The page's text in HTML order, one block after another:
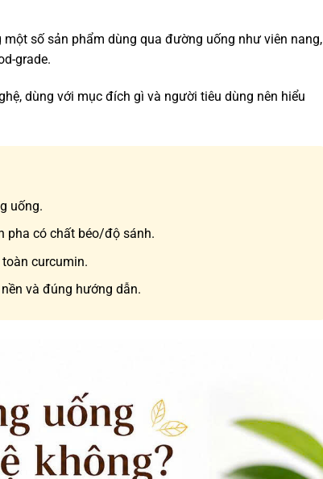
số sản phẩm dùng qua đường uống như viên nang,
grade.
dùng với mục đích gì và người tiêu dùng nên hiểu
uống.
pha có chất béo/độ sánh.
curcumin.
và đúng hướng dẫn.